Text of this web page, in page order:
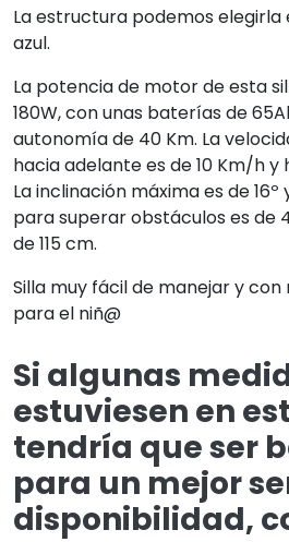
La estructura podemos
azul.
La potencia de motor de esta
180W, con unas baterías de
autonomía de 40 Km. La
hacia adelante es de 10 Km/h
La inclinación máxima es de
para superar obstáculos es de
de 115 cm.
Silla muy fácil de manejar y
para el niñ@
Si algunas
estuviesen en
tendría que ser
para un mejor
disponibilidad,